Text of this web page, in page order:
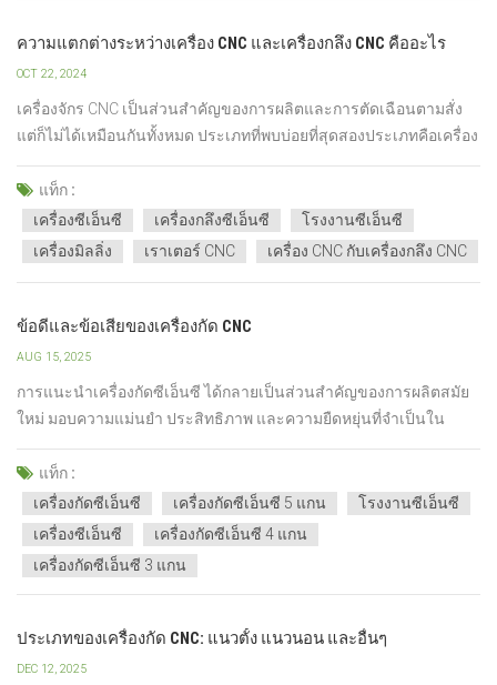
ความแตกต่างระหว่างเครื่อง CNC และเครื่องกลึง CNC คืออะไร
OCT 22, 2024
เครื่องจักร CNC เป็นส่วนสำคัญของการผลิตและการตัดเฉือนตามสั่ง
แต่ก็ไม่ได้เหมือนกันทั้งหมด ประเภทที่พบบ่อยที่สุดสองประเภทคือเครื่อง
กลึง CNC และ โรงงานซีเอ็นซี- แม้ว่าทั้งสองระบบจะอาศัยระบบ
ควบคุมด้วยคอมพิวเตอร์เพื่อสร้างรูปร่างของวัสดุด้วยความแม่นยำ แต่
ก็ทำงานในรูปแบบที่แตกต่างกัน เครื่องกล...
แท็ก :
เครื่องซีเอ็นซี
เครื่องกลึงซีเอ็นซี
โรงงานซีเอ็นซี
เครื่องมิลลิ่ง
เราเตอร์ CNC เครื่อง CNC กับเครื่องกลึง CNC
ข้อดีและข้อเสียของเครื่องกัด CNC
AUG 15, 2025
การแนะนำเครื่องกัดซีเอ็นซี ได้กลายเป็นส่วนสำคัญของการผลิตสมัย
ใหม่ มอบความแม่นยำ ประสิทธิภาพ และความยืดหยุ่นที่จำเป็นใน
อุตสาหกรรมต่างๆ เช่น การบินและอวกาศ ยานยนต์ การผลิตแม่พิมพ์
และวิศวกรรมทั่วไป ด้วยการควบคุมด้วยคอมพิวเตอร์เชิงตัวเลข ทำให้
เครื่องจักรเหล่านี้สามารถผลิตชิ้นส่วนที่มีความแม่นยำสูงและทำ...
แท็ก :
เครื่องกัดซีเอ็นซี
เครื่องกัดซีเอ็นซี 5 แกน
โรงงานซีเอ็นซี
เครื่องซีเอ็นซี
เครื่องกัดซีเอ็นซี 4 แกน
เครื่องกัดซีเอ็นซี 3 แกน
ประเภทของเครื่องกัด CNC: แนวตั้ง แนวนอน และอื่นๆ
DEC 12, 2025